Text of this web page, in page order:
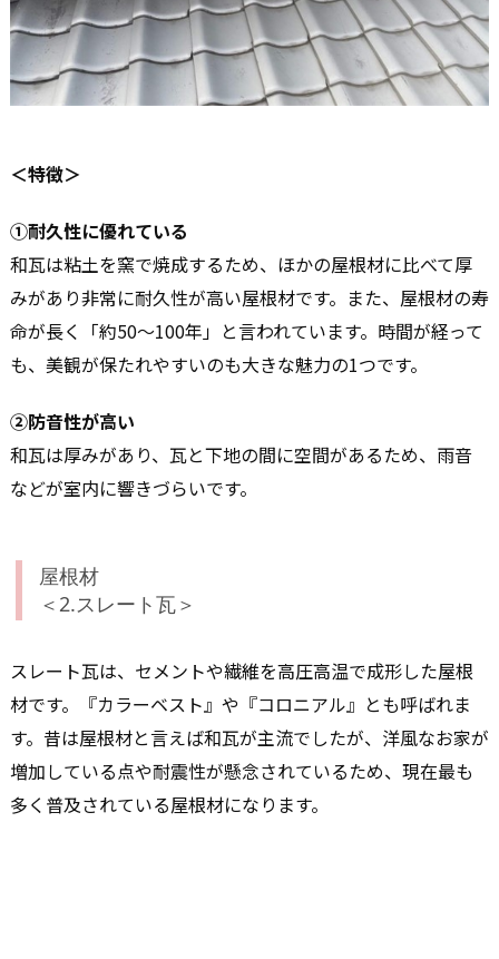
＜特徴＞
①耐久性に優れている
和瓦は粘土を窯で焼成するため、ほかの屋根材に比べて厚
みがあり非常に耐久性が高い屋根材です。また、屋根材の寿
命が長く「約50～100年」と言われています。時間が経って
も、美観が保たれやすいのも大きな魅力の1つです。
②防音性が高い
和瓦は厚みがあり、瓦と下地の間に空間があるため、雨音
などが室内に響きづらいです。
屋根材
＜2.スレート瓦＞
スレート瓦は、セメントや繊維を高圧高温で成形した屋根
材です。『カラーベスト』や『コロニアル』とも呼ばれま
す。昔は屋根材と言えば和瓦が主流でしたが、洋風なお家が
増加している点や耐震性が懸念されているため、現在最も
多く普及されている屋根材になります。